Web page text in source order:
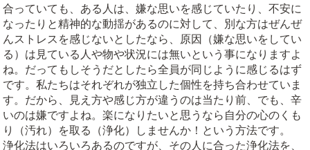
合っていても、ある人は、嫌な思いを感じていたり、不安に
なったりと精神的な動揺があるのに対して、別な方はぜんぜ
んストレスを感じないとしたなら、原因（嫌な思いをしてい
る）は見ている人や物や状況には無いという事になりますよ
ね。だってもしそうだとしたら全員が同じように感じるはず
です。私たちはそれぞれが独立した個性を持ち合わせていま
す。だから、見え方や感じ方が違うのは当たり前、でも、辛
いのは嫌ですよね。楽になりたいと思うなら自分の心のくも
り（汚れ）を取る（浄化）しませんか！という方法です。
浄化法はいろいろあるのですが、その人に合った浄化法を、